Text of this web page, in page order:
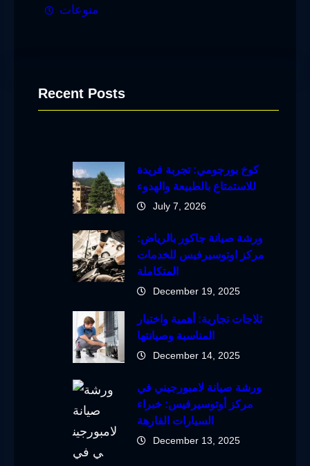
منوعات
Recent Posts
كوخ بورجومي: تجربة فريدة
للاستمتاع بالطبيعة والهدوء
July 7, 2026
ورشة صيانة جاكور بالرياض:
مركز اوتوسيرفيس للخدمات
المتكاملة
December 19, 2025
ثلاجات تجارية: أهمية واختيار
المناسبة وصيانتها
December 14, 2025
ورشة صيانة لامبورجيني في
مركز أوتوسيرفيس: خبراء
السيارات الفارهة
December 13, 2025